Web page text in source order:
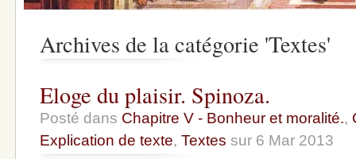
Archives de la catégorie 'Textes'
Eloge du plaisir. Spinoza.
Posté dans Chapitre V - Bonheur et moralité.,
Explication de texte, Textes sur 6 Mar 2013